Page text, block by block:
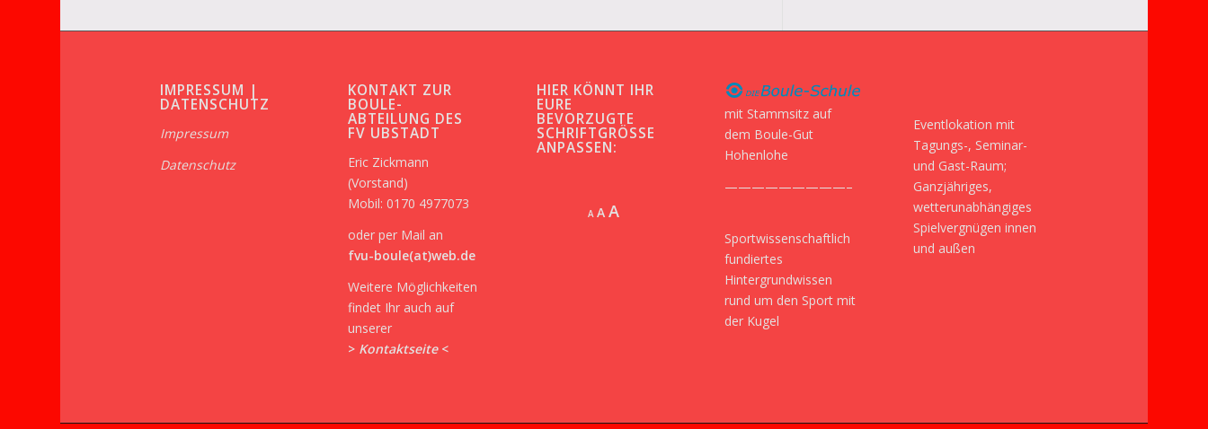
IMPRESSUM |
DATENSCHUTZ
Impressum
Datenschutz
KONTAKT ZUR
BOULE-
ABTEILUNG DES
FV UBSTADT
Eric Zickmann
(Vorstand)
Mobil: 0170 4977073
oder per Mail an
fvu-boule(at)web.de
Weitere Möglichkeiten
findet Ihr auch auf
unserer
> Kontaktseite <
HIER KÖNNT IHR
EURE
BEVORZUGTE
SCHRIFTGRÖSSE A
NPASSEN:
A Decrease
AReset
AIncrease
mit Stammsitz auf
dem Boule-Gut
Hohenlohe
—————————–
Sportwissenschaftlich
fundiertes
Hintergrundwissen
rund um den Sport mit
der Kugel
Eventlokation mit
Tagungs-, Seminar-
und Gast-Raum;
Ganzjähriges,
wetterunabhängiges
Spielvergnügen innen
und außen